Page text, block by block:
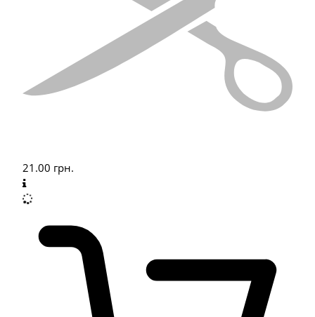
21.00 грн.